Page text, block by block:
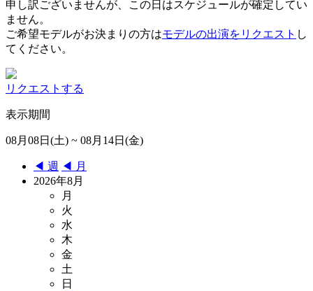
申し訳ございませんが、この日はスケジュールが確定してい
ません。
ご希望モデルがお決まりの方はモデルの出演をリクエスト し
てください。
リクエストする
表示期間
08月08日(土) ~ 08月14日(金)
◀︎ 週 ◀︎ 月
2026年8月
月
火
水
木
金
土
日